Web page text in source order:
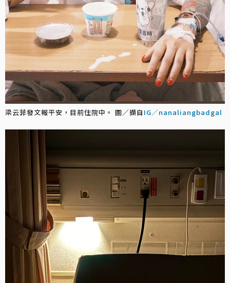
梁云菲發文報平安，目前住院中。 圖／擷自 IG／nanaliangbadgal